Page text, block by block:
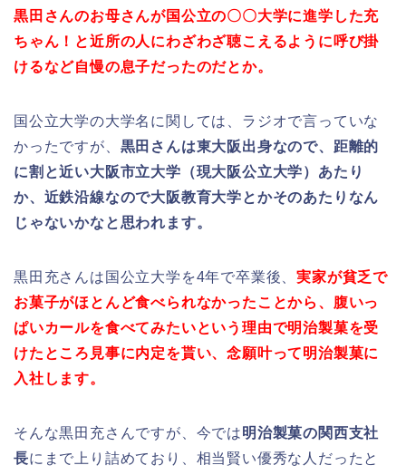
黒田さんのお母さんが国公立の〇〇大学に進学した充
ちゃん！と近所の人にわざわざ聴こえるように呼び掛
けるなど自慢の息子だったのだとか。
国公立大学の大学名に関しては、ラジオで言っていな
かったですが、 黒田さんは東大阪出身なので、距離的
に割と近い大阪市立大学（現大阪公立大学）あたり
か、近鉄沿線なので大阪教育大学とかそのあたりなん
じゃないかなと思われます。
黒田充さんは国公立大学を4年で卒業後、実家が貧乏で
お菓子がほとんど食べられなかったことから、腹いっ
ぱいカールを食べてみたいという理由で明治製菓を受
けたところ見事に内定を貰い、念願叶って明治製菓に
入社します。
そんな黒田充さんですが、今では明治製菓の関西支社
長にまで上り詰めており、相当賢い優秀な人だったと